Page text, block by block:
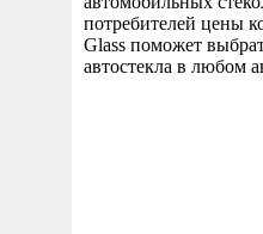
потребителей цены
Glass поможет
автостекла в любом